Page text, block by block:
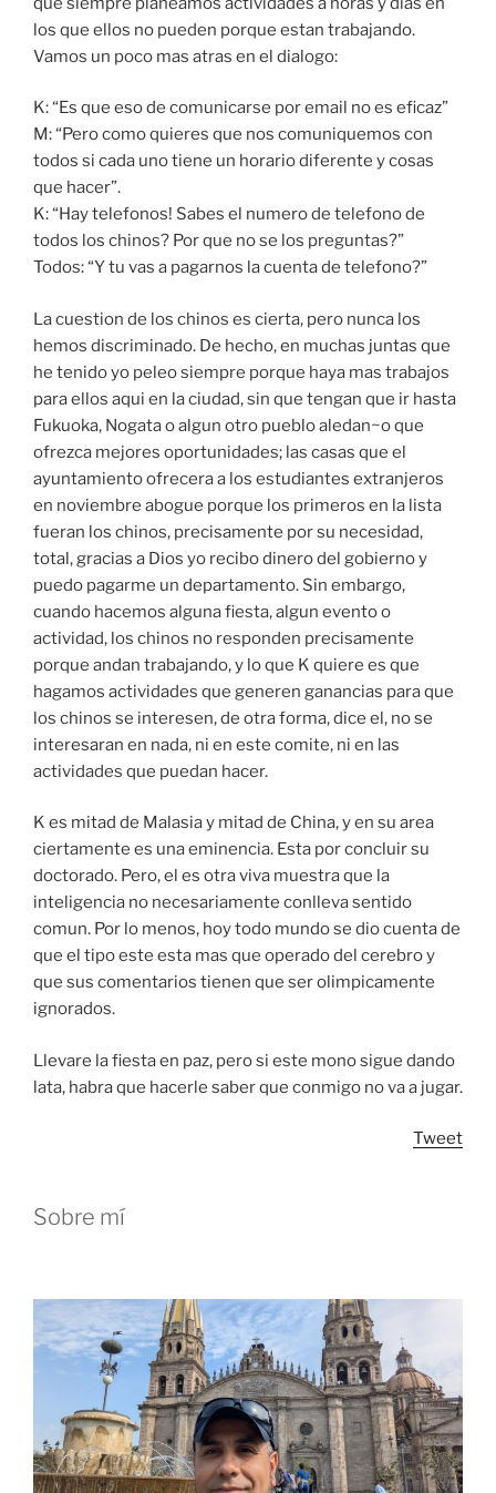
los que ellos no pueden porque estan trabajando.
Vamos un poco mas atras en el dialogo:
K: “Es que eso de comunicarse por email no es eficaz”
M: “Pero como quieres que nos comuniquemos con
todos si cada uno tiene un horario diferente y cosas
que hacer”.
K: “Hay telefonos! Sabes el numero de telefono de
todos los chinos? Por que no se los preguntas?”
Todos: “Y tu vas a pagarnos la cuenta de telefono?”
La cuestion de los chinos es cierta, pero nunca los
hemos discriminado. De hecho, en muchas juntas que
he tenido yo peleo siempre porque haya mas trabajos
para ellos aqui en la ciudad, sin que tengan que ir hasta
Fukuoka, Nogata o algun otro pueblo aledan~o que
ofrezca mejores oportunidades; las casas que el
ayuntamiento ofrecera a los estudiantes extranjeros
en noviembre abogue porque los primeros en la lista
fueran los chinos, precisamente por su necesidad,
total, gracias a Dios yo recibo dinero del gobierno y
puedo pagarme un departamento. Sin embargo,
cuando hacemos alguna fiesta, algun evento o
actividad, los chinos no responden precisamente
porque andan trabajando, y lo que K quiere es que
hagamos actividades que generen ganancias para que
los chinos se interesen, de otra forma, dice el, no se
interesaran en nada, ni en este comite, ni en las
actividades que puedan hacer.
K es mitad de Malasia y mitad de China, y en su area
ciertamente es una eminencia. Esta por concluir su
doctorado. Pero, el es otra viva muestra que la
inteligencia no necesariamente conlleva sentido
comun. Por lo menos, hoy todo mundo se dio cuenta de
que el tipo este esta mas que operado del cerebro y
que sus comentarios tienen que ser olimpicamente
ignorados.
Llevare la fiesta en paz, pero si este mono sigue dando
lata, habra que hacerle saber que conmigo no va a jugar.
Tweet
Sobre mí